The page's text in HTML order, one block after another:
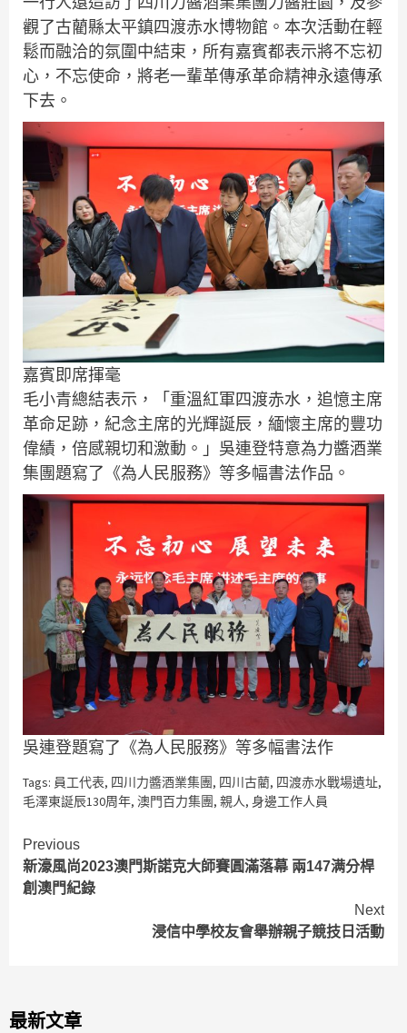
觀了古藺縣太平鎮四渡赤水博物館。本次活動在輕
鬆而融洽的氛圍中結束，所有嘉賓都表示將不忘初
心，不忘使命，將老一輩革傳承革命精神永遠傳承
下去。
嘉賓即席揮毫
毛小青總結表示，「重溫紅軍四渡赤水，追憶主席
革命足跡，紀念主席的光輝誕辰，緬懷主席的豐功
偉績，倍感親切和激動。」吳連登特意為力醬酒業
集團題寫了《為人民服務》等多幅書法作品。
吳連登題寫了《為人民服務》等多幅書法作
Tags: 員工代表, 四川力醬酒業集團, 四川古藺, 四渡赤水戰場遺址,
毛澤東誕辰130周年, 澳門百力集團, 親人, 身邊工作人員
Continue
Reading
Previous
新濠風尚2023澳門斯諾克大師賽圓滿落幕 兩147满分桿
創澳門紀錄
Next
浸信中學校友會舉辦親子競技日活動
最新文章